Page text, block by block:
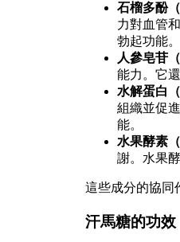
石榴多酚（
力對血管
勃起功能。
人參皂苷（
能力。它
水解蛋白
組織並促
能。
水果酵素
謝。水果
這些成分的協同
汗馬糖的功效